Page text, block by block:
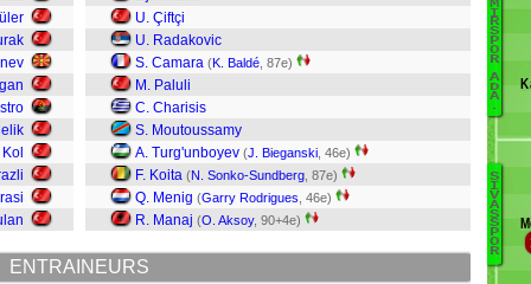
U. Çiftçi
U. Radakovic
S. Camara (K. Baldé , 87e)
M. Paluli
C. Charisis
S. Moutoussamy
A. Turg'unboyev (J. Bieganski , 46e)
F. Koita (N. Sonko-Sundberg , 87e)
Q. Menig (Garry Rodrigues , 46e)
R. Manaj (O. Aksoy, 90+4e)
ENTRAINEURS
M
I
R
S
P
O
R
A
D
A
.
S
I
V
A
S
S
P
O
R